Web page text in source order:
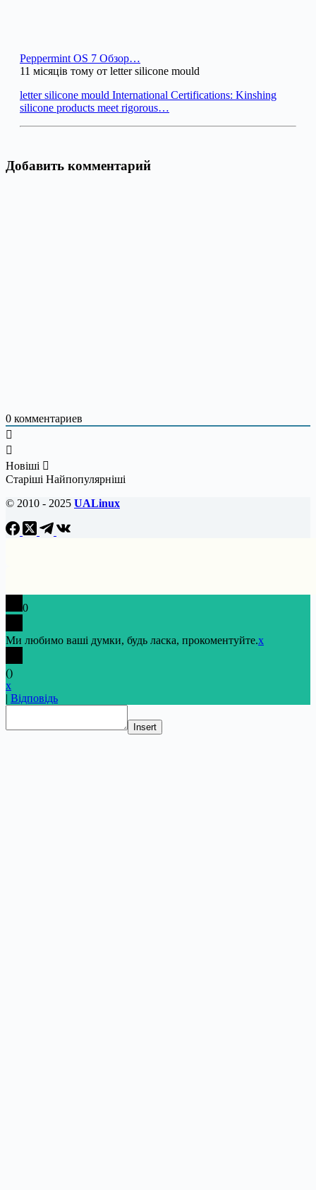
Peppermint OS 7 Обзор…
11 місяців тому от letter silicone mould
letter silicone mould International Certifications: Kinshing
silicone products meet rigorous…
Добавить комментарий
0 комментариев
Новіші
Старіші Найпопулярніші
© 2010 - 2025 UALinux
0
Ми любимо ваші думки, будь ласка, прокоментуйте.x
()
x
| Відповідь
Insert